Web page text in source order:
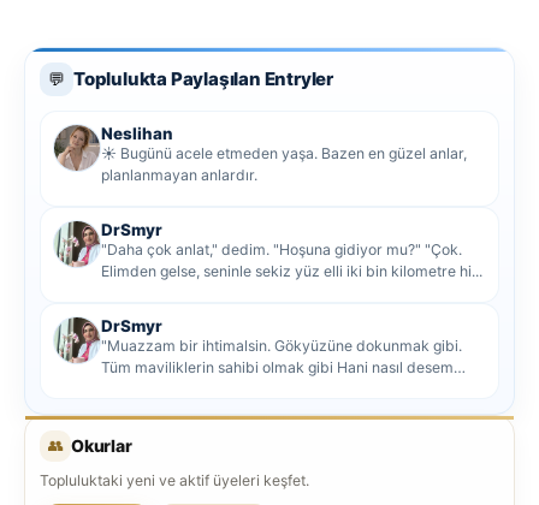
💬 Toplulukta Paylaşılan Entryler
Neslihan
☀️ Bugünü acele etmeden yaşa. Bazen en güzel anlar,
planlanmayan anlardır.
DrSmyr
"Daha çok anlat," dedim. "Hoşuna gidiyor mu?" "Çok.
Elimden gelse, seninle sekiz yüz elli iki bin kilometre hi...
DrSmyr
"Muazzam bir ihtimalsin. Gökyüzüne dokunmak gibi.
Tüm maviliklerin sahibi olmak gibi Hani nasıl desem
👥 Okurlar
Topluluktaki yeni ve aktif üyeleri keşfet.